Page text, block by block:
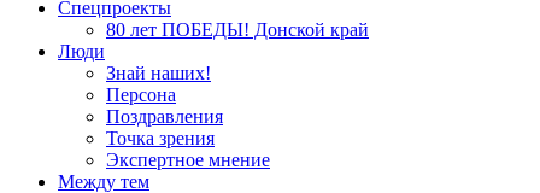
Спецпроекты
80 лет ПОБЕДЫ! Донской край
Люди
Знай наших!
Персона
Поздравления
Точка зрения
Экспертное мнение
Между тем